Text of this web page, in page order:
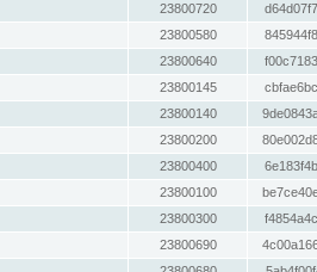
23800720
23800580
23800640
23800145
23800140
23800200
23800400
23800100
23800300
23800690